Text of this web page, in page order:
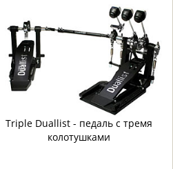
Triple Duallist - педаль с тремя
колотушками